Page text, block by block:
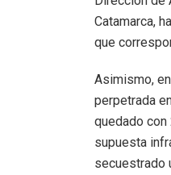
Catamarca,
que
Asimismo,
perpetrada
quedado
supuesta
secuestrado